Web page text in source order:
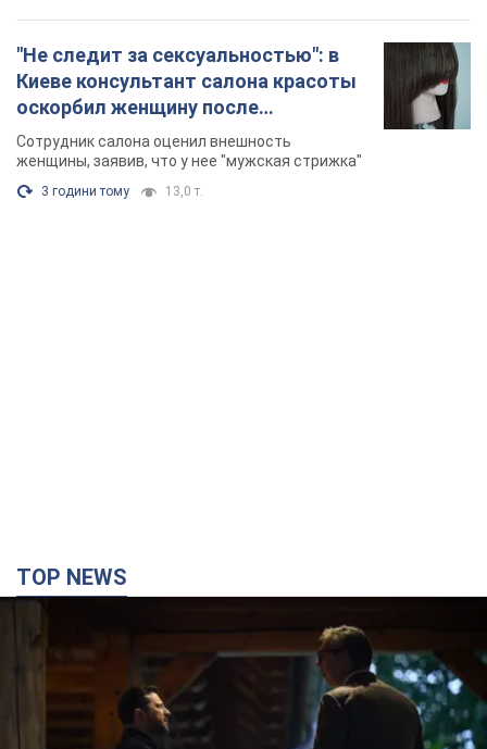
"Не следит за сексуальностью": в
Киеве консультант салона красоты
оскорбил женщину после
химиотерапии, разгорелся скандал.
Фото
Сотрудник салона оценил внешность
женщины, заявив, что у нее "мужская стрижка"
3 години тому 13,0 т.
TOP NEWS